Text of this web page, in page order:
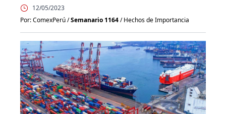
12/05/2023
Por: ComexPerú /Semanario 1164/ Hechos de Importancia